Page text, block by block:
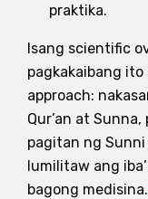
praktika.
Isang scientific
pagkakaibang ito
approach:
Qur’an at
pagitan ng Sunni
lumilitaw ang
bagong medisina.